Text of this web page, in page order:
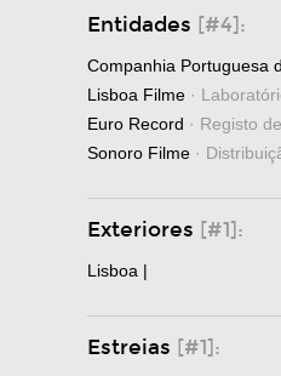
Entidades [#4]:
Companhia Portuguesa
Lisboa Filme ·
Euro Record · Registo
Sonoro Filme ·
Exteriores [#1]:
Lisboa |
Estreias [#1]: